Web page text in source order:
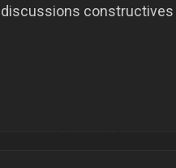
constructives